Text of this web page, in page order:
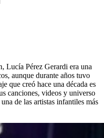
Lucía Pérez Gerardi era una
aunque durante años tuvo
que creó hace una década es
canciones, videos y universo
de las artistas infantiles más